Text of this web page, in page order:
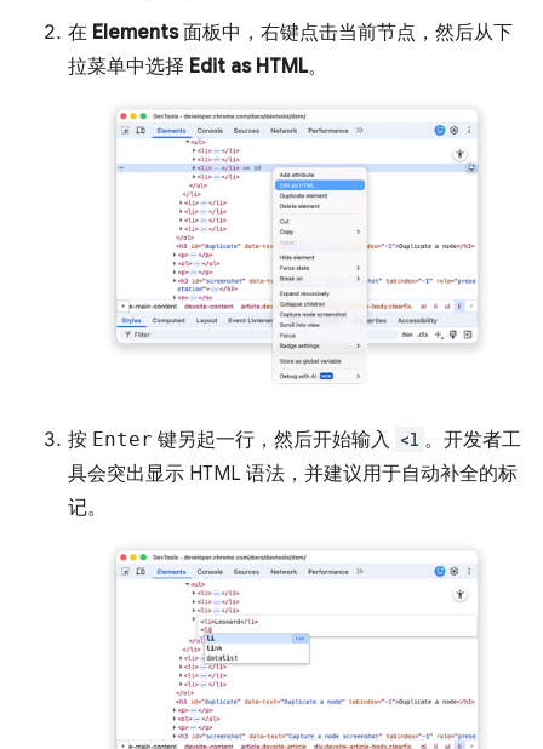
在 Elements面板中，右键点击当前节点，然后从下
拉菜单中选择 Edit as HTML。
按 Enter 键另起一行，然后开始输入 <l 。开发者工
具会突出显示 HTML 语法，并建议用于自动补全的标
记。